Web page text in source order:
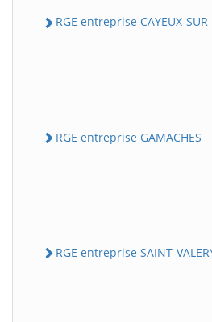
RGE entreprise CAYEUX-
RGE entreprise GAMACHES
RGE entreprise SAINT-